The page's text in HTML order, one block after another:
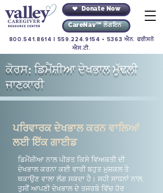
Donate Now
CareNav™ ਲੌਗਇਨ
800.541.8614 559.224.9154 • 5363 ਐਨ. ਫਰੀਸਨੋ
ਐਸ.ਟੀ.
ਕੋਰਸ: ਡਿਮੈਂਸ਼ੀਆ ਦੇਖਭਾਲ ਮੁੱਢਲੀ
ਜਾਣਕਾਰੀ
ਪਰਿਵਾਰਕ ਦੇਖਭਾਲ ਕਰਨ ਵਾਲਿਆਂ
ਲਈ ਇੱਕ ਗਾਈਡ
ਡਿਮੈਂਸ਼ੀਆ ਨਾਲ ਪੀੜਤ ਕਿਸੇ ਵਿਅਕਤੀ ਦੀ
ਦੇਖਭਾਲ ਕਰਨਾ ਕਈ ਵਾਰੀ ਬਹੁਤ ਮੁਸ਼ਕਲ ਤੇ
ਥਕਾਉਣ ਵਾਲਾ ਲੱਗ ਸਕਦਾ ਹੈ। ਸਹੀ ਸਾਧਨਾਂ ਨਾਲ,
ਤੁਸੀਂ ਆਪਣੀ ਦੇਖਭਾਲ ਦੇ ਤਜਰਬੇ ਵਿੱਚ ਹੋਰ